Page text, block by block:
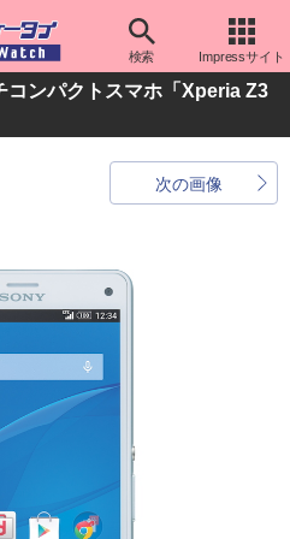
検索 Impressサイト
コンパクトスマホ「Xperia Z3
次の画像